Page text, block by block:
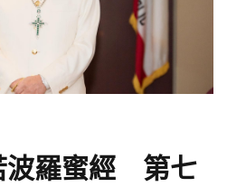
波羅蜜經 第七